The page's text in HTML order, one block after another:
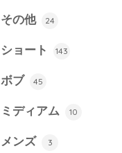
その他 24
ショート 143
ボブ 45
ミディアム 10
メンズ 3